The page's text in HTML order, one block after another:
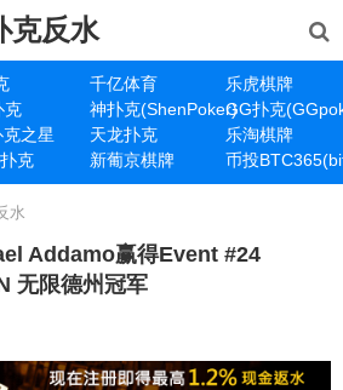
克反水
千亿体育
乐虎棋牌
克 神扑克(ShenPoker)GG扑克
之星 天龙扑克
乐淘棋牌
克 新葡京棋牌 币投
水
Addamo赢得Event #24
无限德州冠军